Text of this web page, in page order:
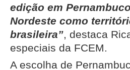
edição em
Nordeste como
brasileira”, destaca
especiais da FCEM.
A escolha de